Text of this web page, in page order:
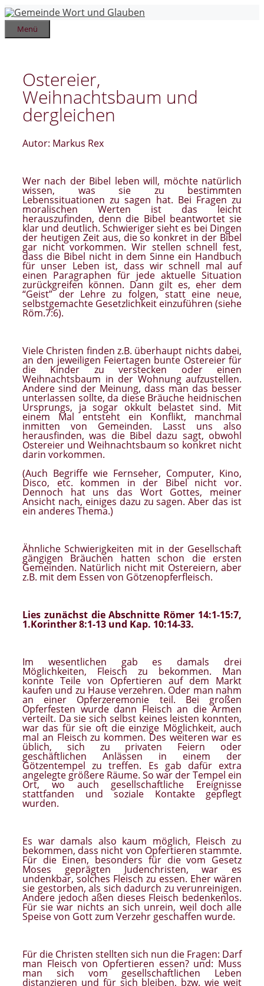
Zum
Inhalt
springen
Menü
Ostereier,
Weihnachtsbaum und
dergleichen
Autor: Markus Rex
Wer nach der Bibel leben will, möchte natürlich
wissen, was sie zu bestimmten
Lebenssituationen zu sagen hat. Bei Fragen zu
moralischen Werten ist das leicht
herauszufinden, denn die Bibel beantwortet sie
klar und deutlich. Schwieriger sieht es bei Dingen
der heutigen Zeit aus, die so konkret in der Bibel
gar nicht vorkommen. Wir stellen schnell fest,
dass die Bibel nicht in dem Sinne ein Handbuch
für unser Leben ist, dass wir schnell mal auf
einen Paragraphen für jede aktuelle Situation
zurückgreifen können. Dann gilt es, eher dem
“Geist” der Lehre zu folgen, statt eine neue,
selbstgemachte Gesetzlichkeit einzuführen (siehe
Röm.7:6).
Viele Christen finden z.B. überhaupt nichts dabei,
an den jeweiligen Feiertagen bunte Ostereier für
die Kinder zu verstecken oder einen
Weihnachtsbaum in der Wohnung aufzustellen.
Andere sind der Meinung, dass man das besser
unterlassen sollte, da diese Bräuche heidnischen
Ursprungs, ja sogar okkult belastet sind. Mit
einem Mal entsteht ein Konflikt, manchmal
inmitten von Gemeinden. Lasst uns also
herausfinden, was die Bibel dazu sagt, obwohl
Ostereier und Weihnachtsbaum so konkret nicht
darin vorkommen.
(Auch Begriffe wie Fernseher, Computer, Kino,
Disco, etc. kommen in der Bibel nicht vor.
Dennoch hat uns das Wort Gottes, meiner
Ansicht nach, einiges dazu zu sagen. Aber das ist
ein anderes Thema.)
Ähnliche Schwierigkeiten mit in der Gesellschaft
gängigen Bräuchen hatten schon die ersten
Gemeinden. Natürlich nicht mit Ostereiern, aber
z.B. mit dem Essen von Götzenopferfleisch.
Lies zunächst die Abschnitte Römer 14:1-15:7,
1.Korinther 8:1-13 und Kap. 10:14-33.
Im wesentlichen gab es damals drei
Möglichkeiten, Fleisch zu bekommen. Man
konnte Teile von Opfertieren auf dem Markt
kaufen und zu Hause verzehren. Oder man nahm
an einer Opferzeremonie teil. Bei großen
Opferfesten wurde dann Fleisch an die Armen
verteilt. Da sie sich selbst keines leisten konnten,
war das für sie oft die einzige Möglichkeit, auch
mal an Fleisch zu kommen. Des weiteren war es
üblich, sich zu privaten Feiern oder
geschäftlichen Anlässen in einem der
Götzentempel zu treffen. Es gab dafür extra
angelegte größere Räume. So war der Tempel ein
Ort, wo auch gesellschaftliche Ereignisse
stattfanden und soziale Kontakte gepflegt
wurden.
Es war damals also kaum möglich, Fleisch zu
bekommen, dass nicht von Opfertieren stammte.
Für die Einen, besonders für die vom Gesetz
Moses geprägten Judenchristen, war es
undenkbar, solches Fleisch zu essen. Eher wären
sie gestorben, als sich dadurch zu verunreinigen.
Andere jedoch aßen dieses Fleisch bedenkenlos.
Für sie war nichts an sich unrein, weil doch alle
Speise von Gott zum Verzehr geschaffen wurde.
Für die Christen stellten sich nun die Fragen: Darf
man Fleisch von Opfertieren essen? und: Muss
man sich vom gesellschaftlichen Leben
distanzieren und für sich bleiben, bzw. wie weit